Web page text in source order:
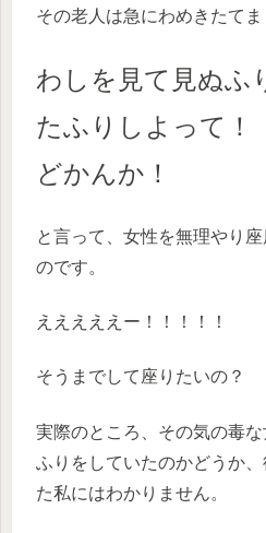
その老人は急にわめきたてま
わしを見て見ぬふ
たふりしよって！
どかんか！
と言って、女性を無理やり
のです。
えええええー！！！！！
そうまでして座りたいの？
実際のところ、その気の毒
ふりをしていたのかどうか
た私にはわかりません。